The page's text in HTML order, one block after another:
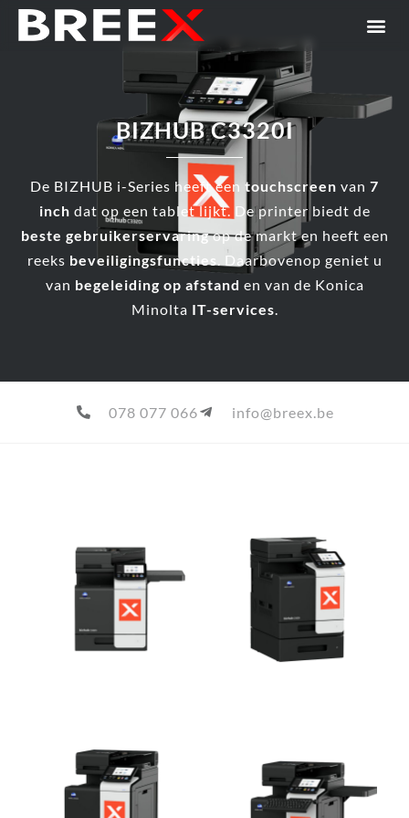
BIZHUB C3320I
De BIZHUB i-Series heeft een touchscreen van 7
inch dat op een tablet lijkt. De printer biedt de
beste gebruikerservaringop de markt en heeft een
reeks beveiligingsfuncties. Daarbovenop geniet u
van begeleiding op afstand en van de Konica
Minolta IT-services.
078 077 066 info@breex.be